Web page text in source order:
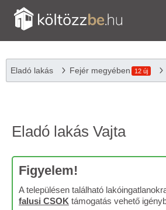
Eladó lakás Fejér megyében 12 új
Eladó lakás Vajta
Figyelem!
A településen található
falusi CSOK támogatás vehető